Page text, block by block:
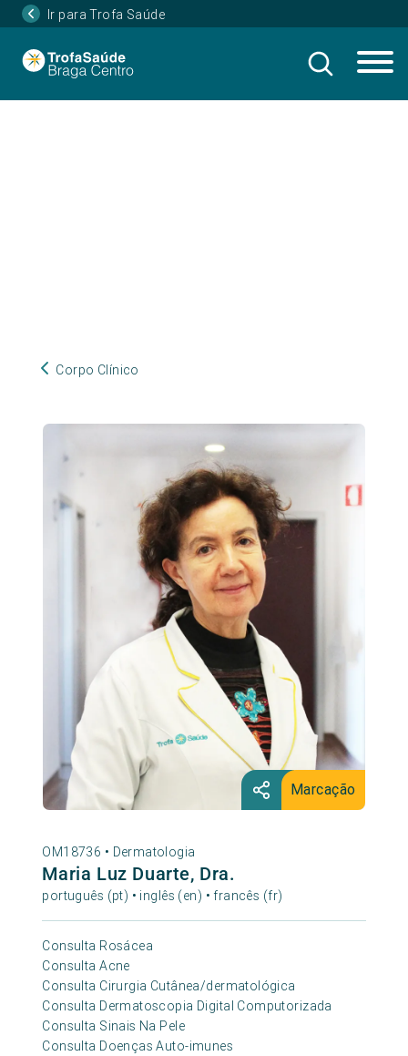
Ir para Trofa Saúde
Corpo Clínico
Marcação
OM18736 • Dermatologia
Maria Luz Duarte, Dra.
português (pt) • inglês (en) • francês (fr)
Consulta Rosácea
Consulta Acne
Consulta Cirurgia Cutânea/dermatológica
Consulta Dermatoscopia Digital Computorizada
Consulta Sinais Na Pele
Consulta Doenças Auto-imunes